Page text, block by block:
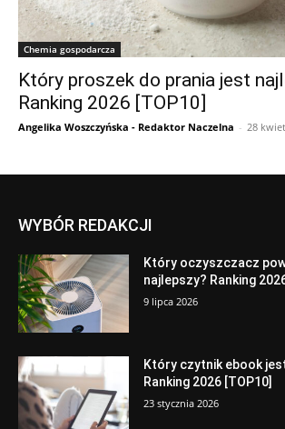
Chemia gospodarcza
Który proszek do prania jest
Ranking 2026 [TOP10]
Angelika Woszczyńska - Redaktor Naczelna - 28
WYBÓR REDAKCJI
Który oczyszczacz
najlepszy? Ranking
9 lipca 2026
Który czytnik ebook
Ranking 2026 [TOP10]
23 stycznia 2026